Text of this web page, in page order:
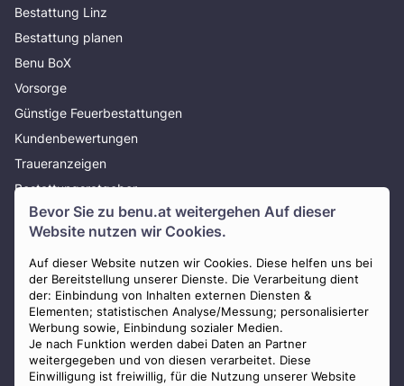
Bevor Sie zu benu.at weitergehen Auf dieser
Website nutzen wir Cookies.
Auf dieser Website nutzen wir Cookies. Diese helfen uns bei
der Bereitstellung unserer Dienste. Die Verarbeitung dient
der: Einbindung von Inhalten externen Diensten &
Elementen; statistischen Analyse/Messung; personalisierter
Werbung sowie, Einbindung sozialer Medien.
Je nach Funktion werden dabei Daten an Partner
weitergegeben und von diesen verarbeitet. Diese
Einwilligung ist freiwillig, für die Nutzung unserer Website
Bestattung Linz
Bestattung planen
Benu BoX
Vorsorge
Günstige Feuerbestattungen
Kundenbewertungen
Traueranzeigen
Bestattungsratgeber
Über uns
Presse
AGB
Impressum
Datenschutz
Widerrufsbelehrung
Zahlungsmöglichkeiten